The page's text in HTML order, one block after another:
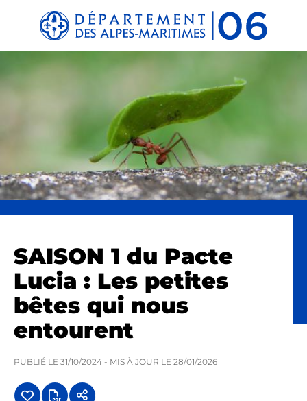
Panneau de gestion des cookies
SAISON 1 du Pacte
Lucia : Les petites
bêtes qui nous
entourent
PUBLIÉ LE 31/10/2024 - MIS À JOUR LE 28/01/2026